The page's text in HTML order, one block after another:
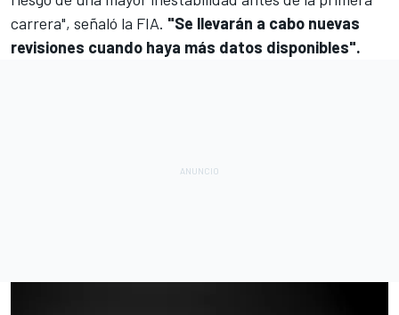
carrera", señaló la FIA. "Se llevarán a cabo nuevas
revisiones cuando haya más datos disponibles".